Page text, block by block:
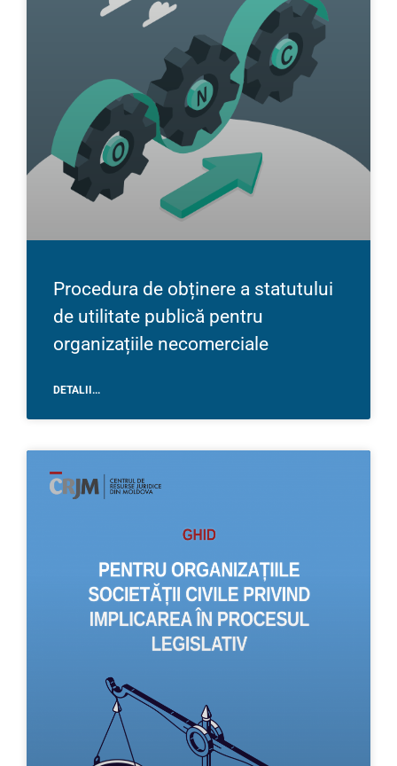
Procedura de obținere a statutului
de utilitate publică pentru
organizațiile necomerciale
DETALII...